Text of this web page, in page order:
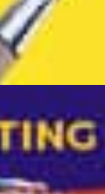
Member
Beranda